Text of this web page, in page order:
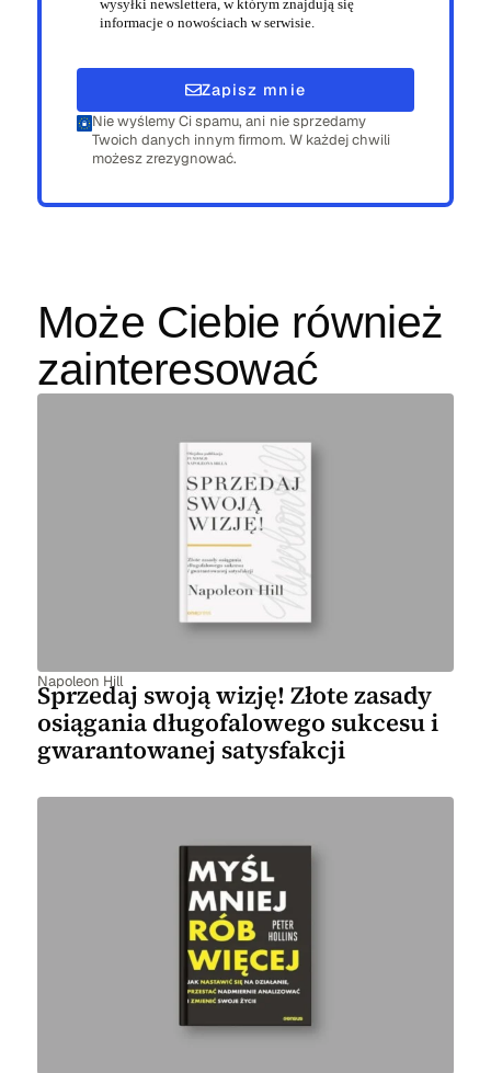
wysyłki newslettera, w którym znajdują się
informacje o nowościach w serwisie.
Zapisz mnie
Nie wyślemy Ci spamu, ani nie sprzedamy
Twoich danych innym firmom. W każdej chwili
możesz zrezygnować.
Może Ciebie również
zainteresować
Napoleon Hill
Sprzedaj swoją wizję! Złote zasady
osiągania długofalowego sukcesu i
gwarantowanej satysfakcji